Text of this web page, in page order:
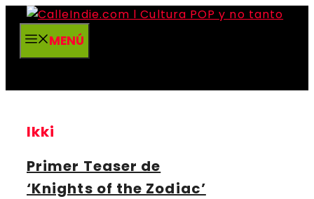
Saltar
contenidoMENÚ
Ikki
Primer Teaser de
‘Knights of the Zodiac’